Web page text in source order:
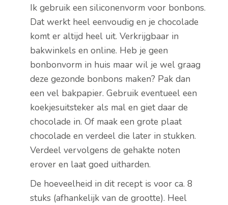
Ik gebruik een siliconenvorm voor bonbons.
Dat werkt heel eenvoudig en je chocolade
komt er altijd heel uit. Verkrijgbaar in
bakwinkels en online. Heb je geen
bonbonvorm in huis maar wil je wel graag
deze gezonde bonbons maken? Pak dan
een vel bakpapier. Gebruik eventueel een
koekjesuitsteker als mal en giet daar de
chocolade in. Of maak een grote plaat
chocolade en verdeel die later in stukken.
Verdeel vervolgens de gehakte noten
erover en laat goed uitharden.
De hoeveelheid in dit recept is voor ca. 8
stuks (afhankelijk van de grootte). Heel